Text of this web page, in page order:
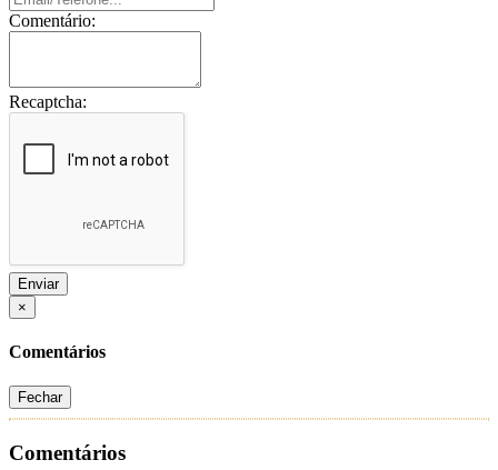
Comentário:
Recaptcha:
Enviar
×
Comentários
Fechar
Comentários